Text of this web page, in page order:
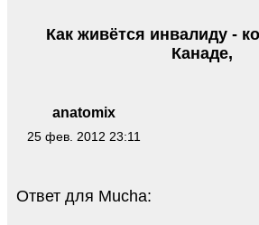
anatomix
25 фев. 2012 23:11
Как живётся инвалиду -
Канаде,
Ответ для Mucha: